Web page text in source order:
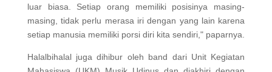
luar biasa. Setiap orang memiliki posisinya masing-
masing, tidak perlu merasa iri dengan yang lain karena
setiap manusia memiliki porsi diri kita sendiri," paparnya.
Halalbihalal juga dihibur oleh band dari Unit Kegiatan